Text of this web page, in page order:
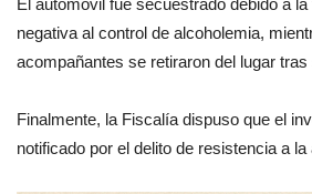
El automóvil fue secuestrado debido a
negativa al control de alcoholemia,
acompañantes se retiraron del lugar
Finalmente, la Fiscalía dispuso que el
notificado por el delito de resistencia a la